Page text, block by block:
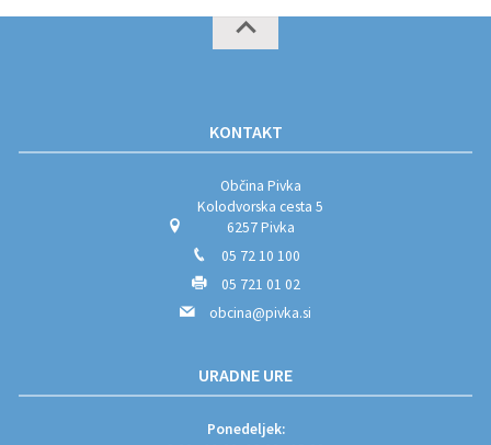
KONTAKT
Občina Pivka
Kolodvorska cesta 5
6257 Pivka
05 72 10 100
05 721 01 02
obcina@pivka.si
URADNE URE
Ponedeljek: